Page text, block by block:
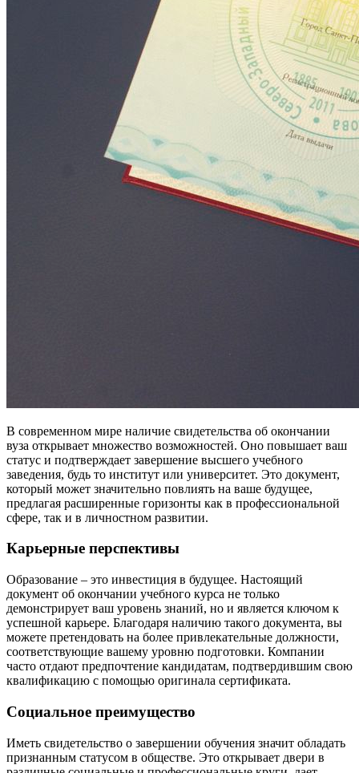
В современном мире наличие свидетельства об окончании
вуза открывает множество возможностей. Оно повышает ваш
статус и подтверждает завершение высшего учебного
заведения, будь то институт или университет. Это документ,
который может значительно повлиять на ваше будущее,
предлагая расширенные горизонты как в профессиональной
сфере, так и в личностном развитии.
Карьерные перспективы
Образование – это инвестиция в будущее. Настоящий
документ об окончании учебного курса не только
демонстрирует ваш уровень знаний, но и является ключом к
успешной карьере. Благодаря наличию такого документа, вы
можете претендовать на более привлекательные должности,
соответствующие вашему уровню подготовки. Компании
часто отдают предпочтение кандидатам, подтвердившим свою
квалификацию с помощью оригинала сертификата.
Социальное преимущество
Иметь свидетельство о завершении обучения значит обладать
признанным статусом в обществе. Это открывает двери в